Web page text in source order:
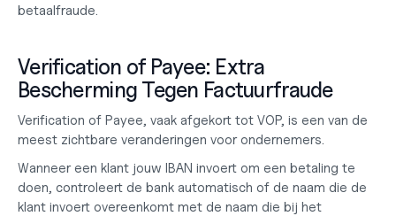
betaalfraude.
Verification of Payee: Extra
Bescherming Tegen Factuurfraude
Verification of Payee, vaak afgekort tot VOP, is een van de
meest zichtbare veranderingen voor ondernemers.
Wanneer een klant jouw IBAN invoert om een betaling te
doen, controleert de bank automatisch of de naam die de
klant invoert overeenkomt met de naam die bij het